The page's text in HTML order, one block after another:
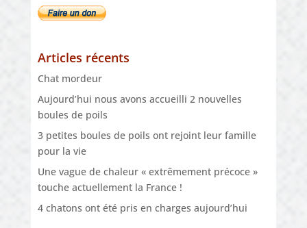
Articles récents
Chat mordeur
Aujourd’hui nous avons accueilli 2 nouvelles
boules de poils
3 petites boules de poils ont rejoint leur famille
pour la vie
Une vague de chaleur « extrêmement précoce »
touche actuellement la France !
4 chatons ont été pris en charges aujourd’hui